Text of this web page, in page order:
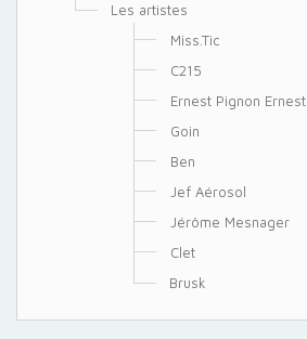
Les artistes
Miss.Tic
C215
Ernest Pignon Ernest
Goin
Ben
Jef Aérosol
Jérôme Mesnager
Clet
Brusk